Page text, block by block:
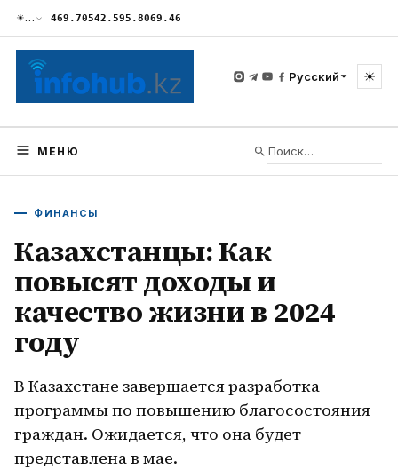
☀… 469.70542.595.8069.46
Русский ☀
МЕНЮ
ФИНАНСЫ
Казахстанцы: Как
повысят доходы и
качество жизни в 2024
году
В Казахстане завершается разработка
программы по повышению благосостояния
граждан. Ожидается, что она будет
представлена в мае.